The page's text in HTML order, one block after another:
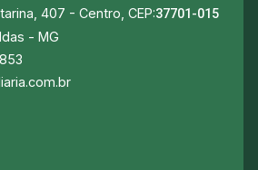
407 - Centro, CEP:37701-015
- MG